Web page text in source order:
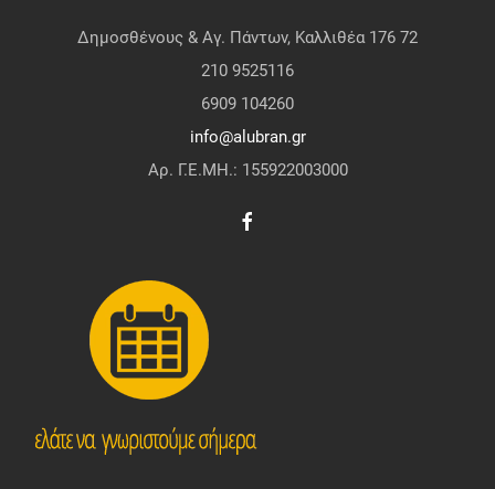
Δημοσθένους & Αγ. Πάντων, Καλλιθέα 176 72
210 9525116
6909 104260
info@alubran.gr
Αρ. Γ.Ε.ΜΗ.: 155922003000